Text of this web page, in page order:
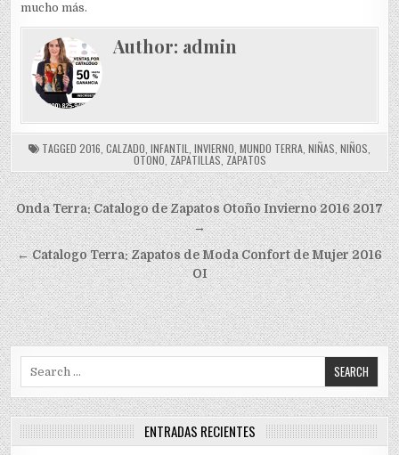
mucho más.
Author: admin
TAGGED 2016 CALZADO INFANTIL INVIERNO MUNDO TERRA NIÑAS NIÑOS
OTONO ZAPATILLAS ZAPATOS
Navegación
de
entradas
Onda Terra: Catalogo de Zapatos Otoño Invierno 2016 2017
→
← Catalogo Terra: Zapatos de Moda Confort de Mujer 2016
OI
ENTRADAS RECIENTES